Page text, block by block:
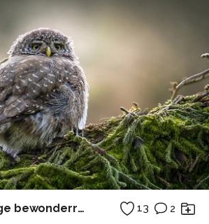
Een nieuwsgierige bewonderraarster 13 2